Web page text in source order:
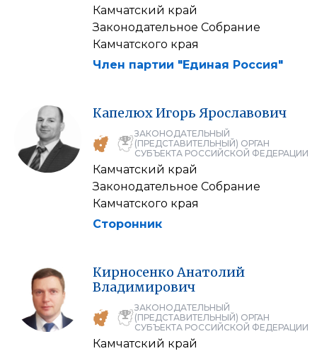
Камчатский край
Законодательное Собрание
Камчатского края
Член партии "Единая Россия"
КапелюхИгорь Ярославович
ЗАКОНОДАТЕЛЬНЫЙ
(ПРЕДСТАВИТЕЛЬНЫЙ) ОРГАН
СУБЪЕКТА РОССИЙСКОЙ ФЕДЕРАЦИИ
Камчатский край
Законодательное Собрание
Камчатского края
Сторонник
Кирносенко Анатолий
Владимирович
ЗАКОНОДАТЕЛЬНЫЙ
(ПРЕДСТАВИТЕЛЬНЫЙ) ОРГАН
СУБЪЕКТА РОССИЙСКОЙ ФЕДЕРАЦИИ
Камчатский край